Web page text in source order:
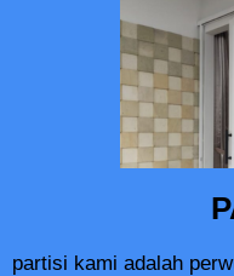
partisi kami adalah